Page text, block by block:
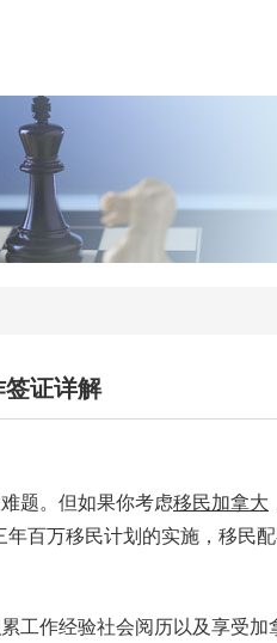
证详解
题。但如果你考虑移民加拿大
百万移民计划的实施，移民
工作经验社会阅历以及享受加